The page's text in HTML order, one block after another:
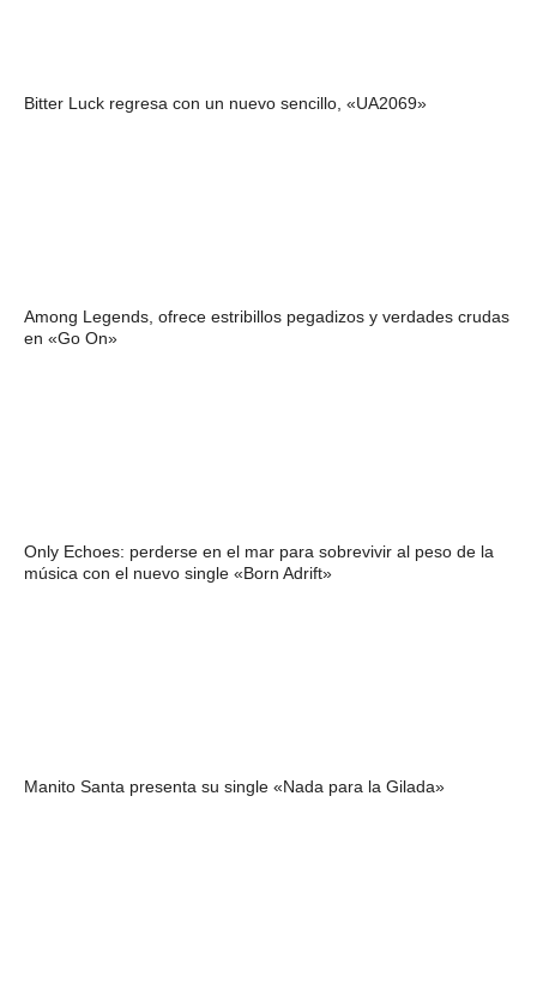
Bitter Luck regresa con un nuevo sencillo, «UA2069»
Among Legends, ofrece estribillos pegadizos y verdades crudas
en «Go On»
Only Echoes: perderse en el mar para sobrevivir al peso de la
música con el nuevo single «Born Adrift»
Manito Santa presenta su single «Nada para la Gilada»